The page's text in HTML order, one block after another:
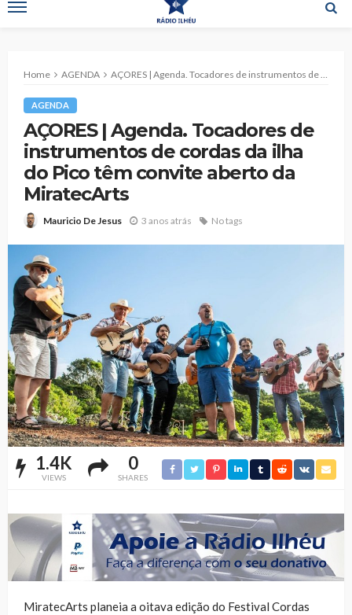
Home AGENDA AÇORES | Agenda. Tocadores de instrumentos de cordas da ilha do Pico têm convite aberto da MiratecArts
AGENDA
AÇORES | Agenda. Tocadores de
instrumentos de cordas da ilha
do Pico têm convite aberto da
MiratecArts
Mauricio De Jesus 3 anos atrás No tags
1.4K
VIEWS
0
SHARES
MiratecArts planeia a oitava edição do Festival Cordas